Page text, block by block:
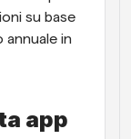
su base
annuale in
app